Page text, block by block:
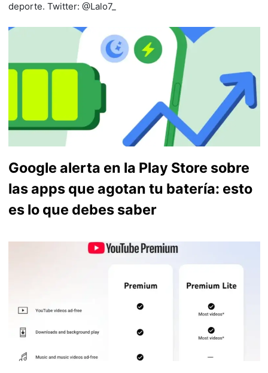
deporte. Twitter: @Lalo7_
Google alerta en la Play Store sobre
las apps que agotan tu batería: esto
es lo que debes saber